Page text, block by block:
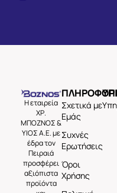
Η εταιρεία
ΧΡ.
ΜΠΟΖΝΟΣ &
ΥΙΟΣ Α.Ε. με
έδρα τον
Πειραιά
προσφέρει
αξιόπιστα
προϊόντα
Σχετικά με
Εμάς
Συχνές
Ερωτήσεις
Όροι
Χρήσης